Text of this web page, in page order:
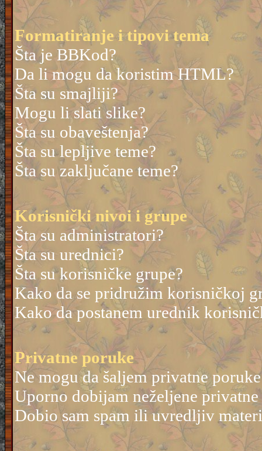
Formatiranje i tipovi tema
Šta je BBKod?
Da li mogu da koristim HTML?
Šta su smajliji?
Mogu li slati slike?
Šta su obaveštenja?
Šta su lepljive teme?
Šta su zaključane teme?
Korisnički nivoi i grupe
Šta su administratori?
Šta su urednici?
Šta su korisničke grupe?
Kako da se pridružim korisničkoj
Kako da postanem urednik
Privatne poruke
Ne mogu da šaljem privatne
Uporno dobijam neželjene
Dobio sam spam ili uvredljiv